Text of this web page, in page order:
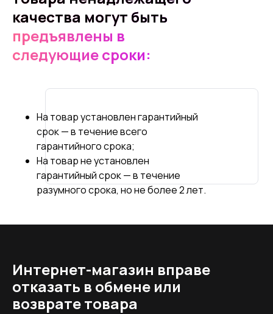
качества могут быть
предъявлены в
следующие сроки:
На товар установлен гарантийный
срок — в течение всего
гарантийного срока;
На товар не установлен
гарантийный срок — в течение
разумного срока, но не более 2 лет.
Интернет-магазин вправе
отказать в обмене или
возврате товара